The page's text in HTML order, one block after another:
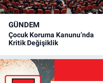
GÜNDEM
Çocuk Koruma Kanunu’nda
Kritik Değişiklik